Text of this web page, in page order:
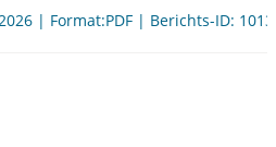
| Format:PDF | Berichts-ID: